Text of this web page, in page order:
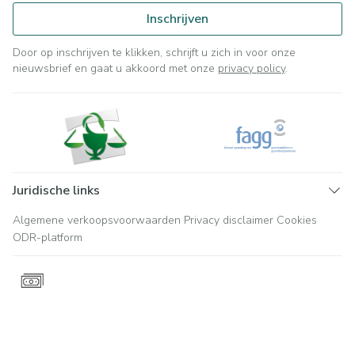
Inschrijven
Door op inschrijven te klikken, schrijft u zich in voor onze
nieuwsbrief en gaat u akkoord met onze privacy policy.
Juridische links
Algemene verkoopsvoorwaarden Privacy disclaimer Cookies
ODR-platform